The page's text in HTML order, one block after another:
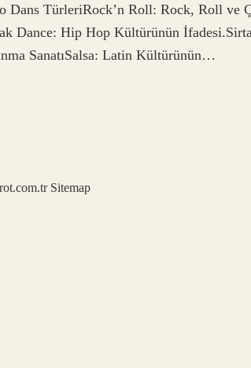
TürleriRock’n Roll: Rock, Roll ve
Dance: Hip Hop Kültürünün
SanatıSalsa: Latin Kültürünün…
Sitemap